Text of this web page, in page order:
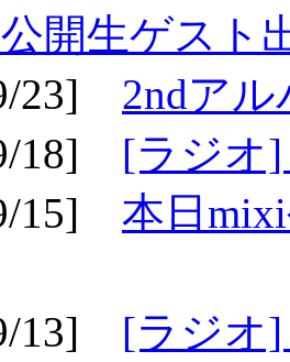
開生ゲスト
23] 2ndア
18] [ラジオ
15] 本日
13] [ラジオ]